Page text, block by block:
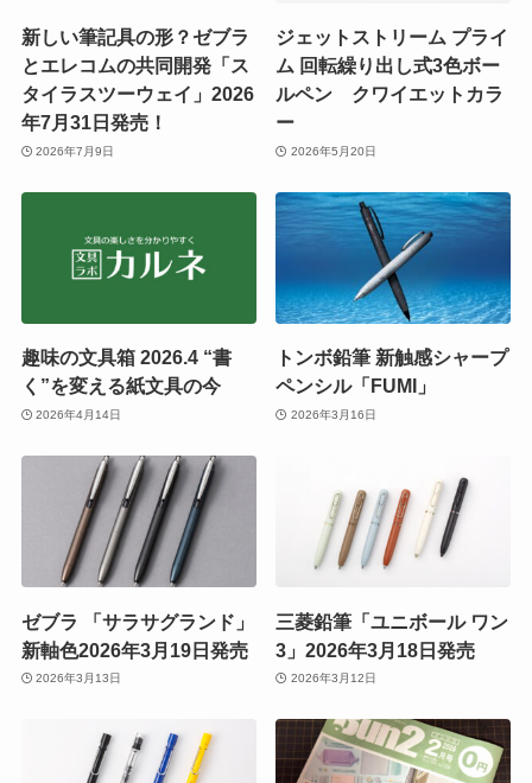
新しい筆記具の形？ゼブラ
とエレコムの共同開発「ス
タイラスツーウェイ」2026
年7月31日発売！
2026年7月9日
ジェットストリーム プライ
ム 回転繰り出し式3色ボー
ルペン クワイエットカラ
ー
2026年5月20日
趣味の文具箱 2026.4 “書
く”を変える紙文具の今
2026年4月14日
トンボ鉛筆 新触感シャープ
ペンシル「FUMI」
2026年3月16日
ゼブラ 「サラサグランド」
新軸色2026年3月19日発売
2026年3月13日
三菱鉛筆「ユニボール ワン
3」2026年3月18日発売
2026年3月12日